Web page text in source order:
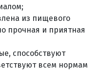
из пищевого
прочная и приятная
способствуют
всем нормам